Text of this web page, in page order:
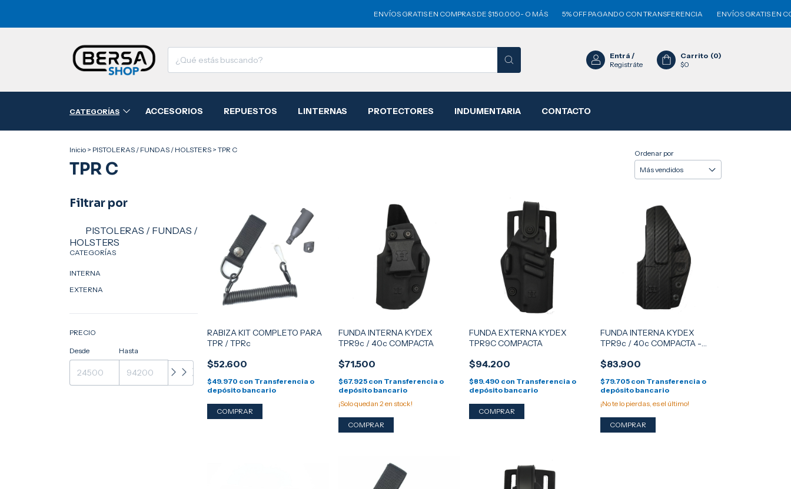
ENVÍOS GRATIS EN COMPRAS DE $150.000- O MÁS 5% OFF PAGANDO CON TRANSFERENCIA ENVÍOS GRATIS EN
Entrá /
Registráte
Carrito (0)
$0
CATEGORÍAS ACCESORIOS REPUESTOS LINTERNAS PROTECTORES INDUMENTARIA CONTACTO
Inicio > PISTOLERAS / FUNDAS / HOLSTERS > TPR C
TPR C
Ordenar por
Filtrar por
PISTOLERAS / FUNDAS /
HOLSTERS
CATEGORÍAS
INTERNA
EXTERNA
PRECIO
Desde Hasta
RABIZA KIT COMPLETO PARA
TPR / TPRc
$52.600
$49.970 con Transferencia o
depósito bancario
FUNDA INTERNA KYDEX
TPR9c / 40c COMPACTA
$71.500
$67.925 con Transferencia o
depósito bancario
¡Solo quedan 2 en stock!
FUNDA EXTERNA KYDEX
TPR9C COMPACTA
$94.200
$89.490 con Transferencia o
depósito bancario
FUNDA INTERNA KYDEX
TPR9c / 40c COMPACTA -
$83.900
$79.705 con Transferencia o
depósito bancario
¡No te lo pierdas, es el último!